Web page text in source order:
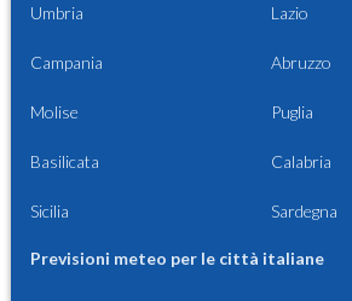
Umbria Lazio
Campania Abruzzo
Molise Puglia
Basilicata Calabria
Sicilia Sardegna
Previsioni meteo per le città italiane